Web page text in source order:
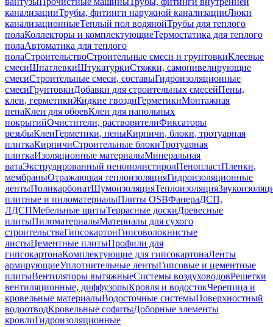
канализацииТрубы, фитинги наружной канализацииЛюки
канализационныеТеплый пол водянойТрубы для теплого
полаКоллекторы и комплектующиеТермостатика для теплого
полаАвтоматика для теплого
полаСтроительствоСтроительные смеси и грунтовкиКлеевые
смесиШпатлевкиШтукатуркиСтяжки, самонивелирующие
смесиСтроительные смеси, составыГидроизоляционные
смесиГрунтовкиДобавки для строительных смесейПены,
клеи, герметикиЖидкие гвоздиГерметикиМонтажная
пенаКлеи для обоевКлеи для напольных
покрытийОчистители, растворителиФиксаторы
резьбыКлеиГерметики, пеныКирпичи, блоки, тротуарная
плиткаКирпичиСтроительные блокиТротуарная
плиткаИзоляционные материалыМинеральная
ватаЭкструдированный пенополистиролПенопластПленки,
мембраныОтражающая теплоизоляцияГидроизоляционные
лентыПоликарбонатШумоизоляцияТеплоизоляция
плитные и пиломатериалыПлиты OSBФанераДСП,
ЛДСПМебельные щитыТеррасные доскиДревесные
плитыПиломатериалыМатериалы для сухого
строительстваГипсокартонГипсоволокнистые
листыЦементные плитыПрофили для
гипсокартонаКомплектующие для гипсокартонаЛенты
армирующиеУплотнительные лентыГипсовые и цементные
плитыВентиляторы вытяжныеСистемы воздуховодовРешетки
вентиляционные, диффузорыКровля и водостокЧерепица и
кровельные материалыВодосточные системыПоверхностный
водоотводКровельные софитыДоборные элементы
кровлиГидроизоляционные